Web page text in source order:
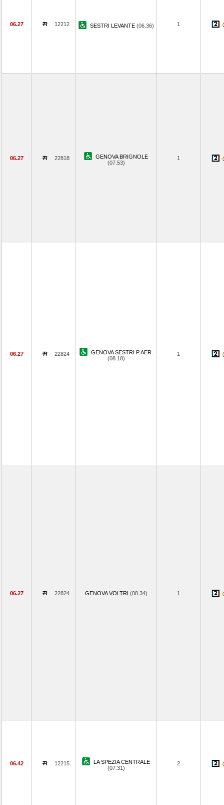
06.27 12212 SESTRI LEVANTE (06.36) 1
06.27 22818
GENOVA BRIGNOLE
(07.53)
1
06.27 22824
GENOVA SESTRI P.AER.
(08.18)
1
06.27 22824 GENOVA VOLTRI (08.34) 1
06.42 12215
LA SPEZIA CENTRALE
(07.31)
2